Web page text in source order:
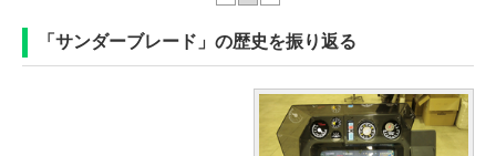
「サンダーブレード」の歴史を振り返る